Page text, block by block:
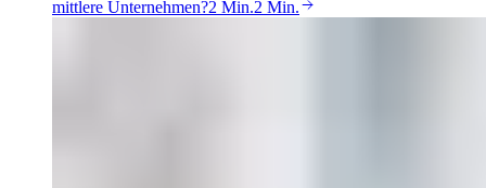
mittlere Unternehmen?2 Min.2 Min.